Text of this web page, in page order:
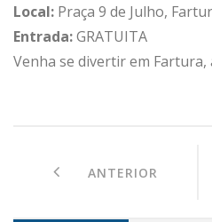
Local: Praça 9 de Julho,
Entrada:GRATUITA
Venha se divertir em Fartura,
ANTERIOR